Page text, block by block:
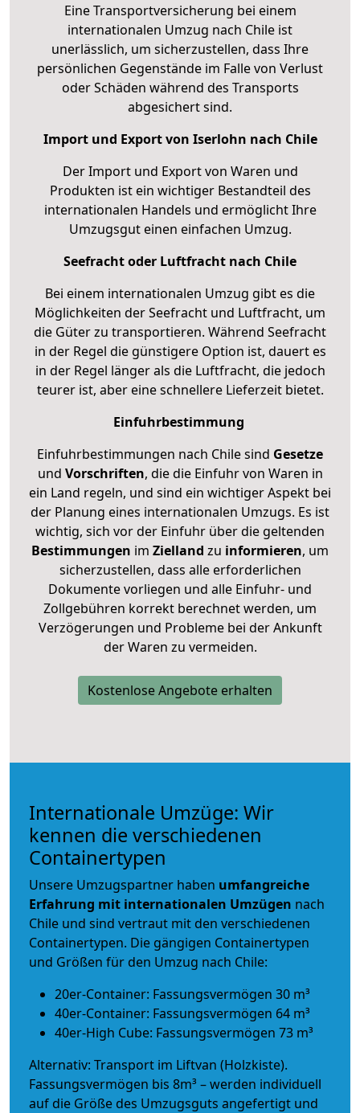
Eine Transportversicherung bei einem
internationalen Umzug nach Chile ist
unerlässlich, um sicherzustellen, dass Ihre
persönlichen Gegenstände im Falle von Verlust
oder Schäden während des Transports
abgesichert sind.
Import und Export von Iserlohn nach Chile
Der Import und Export von Waren und
Produkten ist ein wichtiger Bestandteil des
internationalen Handels und ermöglicht Ihre
Umzugsgut einen einfachen Umzug.
Seefracht oder Luftfracht nach Chile
Bei einem internationalen Umzug gibt es die
Möglichkeiten der Seefracht und Luftfracht, um
die Güter zu transportieren. Während Seefracht
in der Regel die günstigere Option ist, dauert es
in der Regel länger als die Luftfracht, die jedoch
teurer ist, aber eine schnellere Lieferzeit bietet.
Einfuhrbestimmung
Einfuhrbestimmungen nach Chile sind Gesetze
und Vorschriften, die die Einfuhr von Waren in
ein Land regeln, und sind ein wichtiger Aspekt bei
der Planung eines internationalen Umzugs. Es ist
wichtig, sich vor der Einfuhr über die geltenden
Bestimmungen im Zielland zu informieren, um
sicherzustellen, dass alle erforderlichen
Dokumente vorliegen und alle Einfuhr- und
Zollgebühren korrekt berechnet werden, um
Verzögerungen und Probleme bei der Ankunft
der Waren zu vermeiden.
Kostenlose Angebote erhalten
Internationale Umzüge: Wir
kennen die verschiedenen
Containertypen
Unsere Umzugspartner haben umfangreiche
Erfahrung mit internationalen Umzügen nach
Chile und sind vertraut mit den verschiedenen
Containertypen. Die gängigen Containertypen
und Größen für den Umzug nach Chile:
20er-Container: Fassungsvermögen 30 m³
40er-Container: Fassungsvermögen 64 m³
40er-High Cube: Fassungsvermögen 73 m³
Alternativ: Transport im Liftvan (Holzkiste).
Fassungsvermögen bis 8m³ – werden individuell
auf die Größe des Umzugsguts angefertigt und